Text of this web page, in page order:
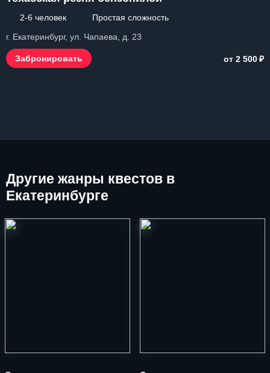
2-6 человек
Простая сложность
г. Екатеринбург, ул. Чапаева, д. 23
Забронировать от 2 500₽
Другие жанры квестов в
Екатеринбурге